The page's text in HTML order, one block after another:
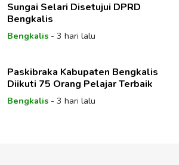
Sungai Selari Disetujui DPRD
Bengkalis
Bengkalis- 3 hari lalu
Paskibraka Kabupaten Bengkalis
Diikuti 75 Orang Pelajar Terbaik
Bengkalis- 3 hari lalu